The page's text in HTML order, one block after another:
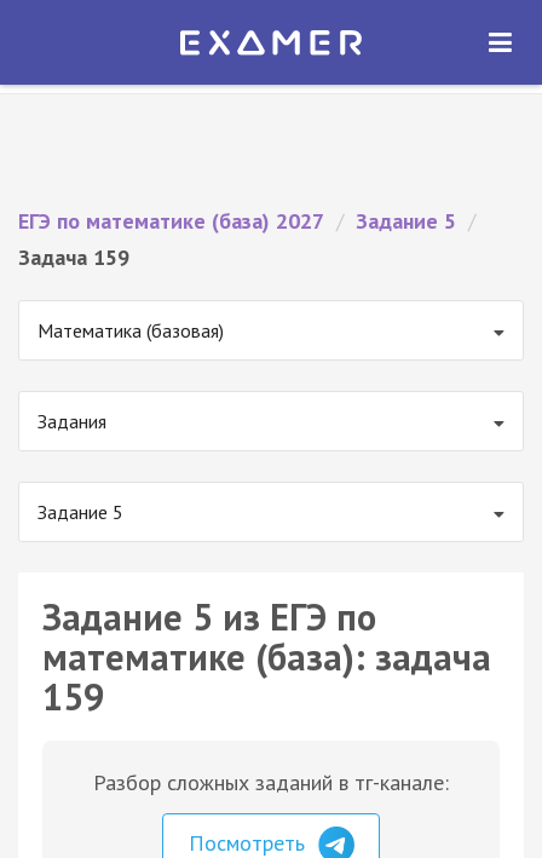
Экзамер — ЕГЭ 2027
ОТКРЫТЬ
ЕГЭ по математике (база) 2027 / Задание 5 /
Задача 159
Математика (базовая)
Задания
Задание 5
Задание 5 из ЕГЭ по
математике (база): задача
159
Разбор сложных заданий в тг-канале:
Посмотреть